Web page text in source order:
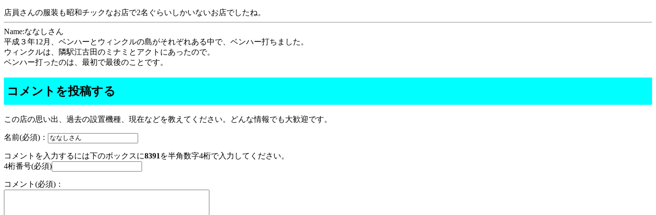
店員さんの服装も昭和チックなお店で2名ぐらいしかいないお店でしたね。
Name:ななしさん
平成３年12月、ベンハーとウィンクルの島がそれぞれある中で、ベンハー打ちました。
ウィンクルは、隣駅江古田のミナミとアクトにあったので。
ベンハー打ったのは、最初で最後のことです。
コメントを投稿する
この店の思い出、過去の設置機種、現在などを教えてください。どんな情報でも大歓迎です。
名前(必須)：
コメントを入力するには下のボックスに8391 を半角数字4桁で入力してください。
4桁番号(必須)
コメント(必須)：